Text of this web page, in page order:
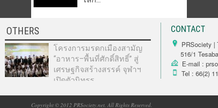
OTHERS
โครงการมรดกเมืองสามัญ
“อาหาร–พื้นที่ศักดิ์สิทธิ์” สู่
เศรษฐกิจสร้างสรรค์ จุฬาฯ
เปิดตัวนิทรร...
CONTACT
PRSociety |
516/1
E-mail :
Tel : 66(2)
Copyright © 2012 PRSociety.net. All Rights Reserved.